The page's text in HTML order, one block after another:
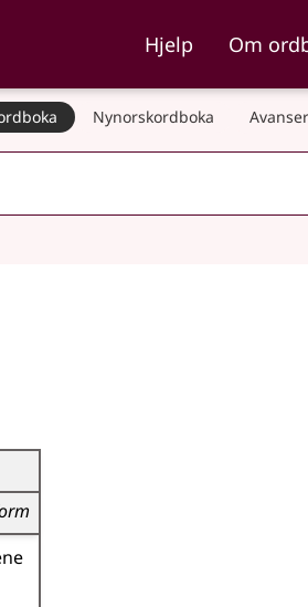
Hjelp Om
Nynorskordboka